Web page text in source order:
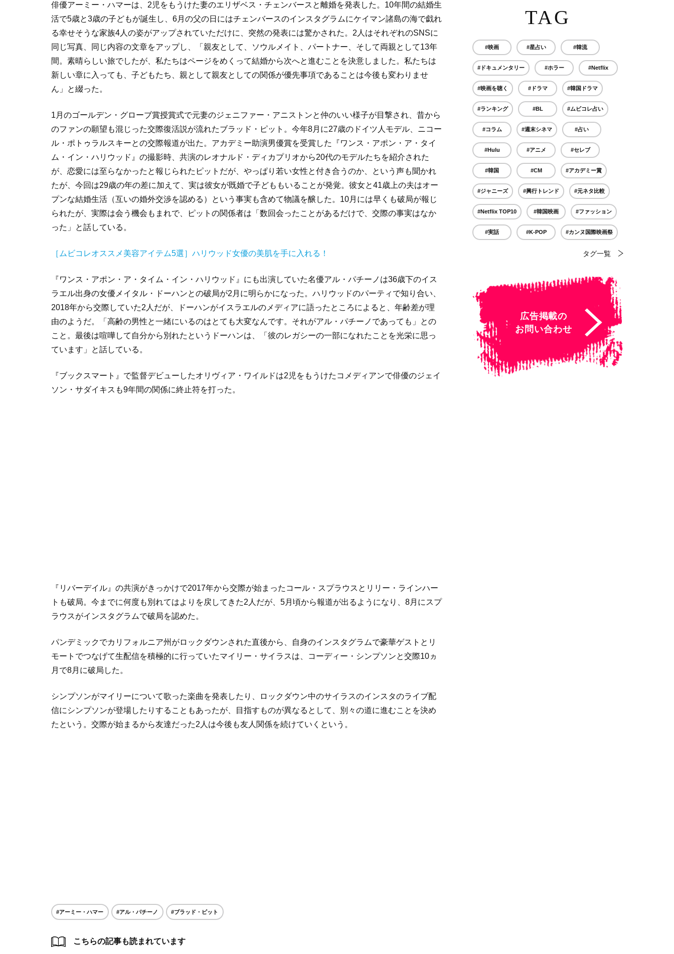
俳優アーミー・ハマーは、 2 児をもうけた妻のエリザベス・チェンバースと離婚を発表した。 10年間の結婚生
活で5歳と3歳の子どもが誕生し、 6月の父の日にはチェンバースのインスタグラムにケイマン諸島の海で戯れ
る幸せそうな家族4人の姿がアップされていただけに、突然の発表には驚かされた。 2 人はそれぞれのSNSに
同じ写真、同じ内容の文章をアップし、「親友として、ソウルメイト、パートナー、そして両親として13年
間。素晴らしい旅でしたが、私たちはページをめくって結婚から次へと進むことを決意しました。私たちは
新しい章に入っても、子どもたち、親として親友としての関係が優先事項であることは今後も変わりませ
ん」と綴った。
1 月のゴールデン・グローブ賞授賞式で元妻のジェニファー・アニストンと仲のいい様子が目撃され、昔から
のファンの願望も混じった交際復活説が流れたブラッド・ピット。今年8月に27歳のドイツ人モデル、ニコー
ル・ポトゥラルスキーとの交際報道が出た。アカデミー助演男優賞を受賞した『ワンス・アポン・ア・タイ
ム・イン・ハリウッド』の撮影時、共演のレオナルド・ディカプリオから20代のモデルたちを紹介された
が、恋愛には至らなかったと報じられたピットだが、やっぱり若い女性と付き合うのか、という声も聞かれ
たが、今回は29歳の年の差に加えて、実は彼女が既婚で子どももいることが発覚。彼女と41歳上の夫はオー
プンな結婚生活（互いの婚外交渉を認める）という事実も含めて物議を醸した。 10月には早くも破局が報じ
られたが、実際は会う機会もまれで、ピットの関係者は「数回会ったことがあるだけで、交際の事実はなか
った」と話している。
［ムビコレオススメ美容アイテム5選］ハリウッド女優の美肌を手に入れる！
『ワンス・アポン・ア・タイム・イン・ハリウッド』にも出演していた名優アル・パチーノは36歳下のイス
ラエル出身の女優メイタル・ドーハンとの破局が2 月に明らかになった。ハリウッドのパーティで知り合い、
2018年から交際していた2 人だが、ドーハンがイスラエルのメディアに語ったところによると、年齢差が理
由のようだ。「高齢の男性と一緒にいるのはとても大変なんです。それがアル・パチーノであっても」との
こと。最後は喧嘩して自分から別れたというドーハンは、「彼のレガシーの一部になれたことを光栄に思っ
ています」と話している。
『ブックスマート』で監督デビューしたオリヴィア・ワイルドは2児をもうけたコメディアンで俳優のジェイ
ソン・サダイキスも9年間の関係に終止符を打った。
『リバーデイル』の共演がきっかけで2017年から交際が始まったコール・スプラウスとリリー・ラインハー
トも破局。今までに何度も別れてはよりを戻してきた2 人だが、 5月頃から報道が出るようになり、 8月にスプ
ラウスがインスタグラムで破局を認めた。
パンデミックでカリフォルニア州がロックダウンされた直後から、自身のインスタグラムで豪華ゲストとリ
モートでつなげて生配信を積極的に行っていたマイリー・サイラスは、コーディー・シンプソンと交際10ヵ
月で8月に破局した。
シンプソンがマイリーについて歌った楽曲を発表したり、ロックダウン中のサイラスのインスタのライブ配
信にシンプソンが登場したりすることもあったが、目指すものが異なるとして、別々の道に進むことを決め
たという。交際が始まるから友達だった2 人は今後も友人関係を続けていくという。
#アーミー・ハマー #アル・パチーノ #ブラッド・ピット
こちらの記事も読まれています
TAG
#映画 #星占い #韓流
#ドキュメンタリー #ホラー #Netflix
#映画を聴く #ドラマ #韓国ドラマ
#ランキング #BL #ムビコレ占い
#コラム #週末シネマ #占い
#Hulu #アニメ #セレブ
#韓国 #CM #アカデミー賞
#ジャニーズ #興行トレンド #元ネタ比較
#Netflix TOP10 #韓国映画 #ファッション
#実話 #K-POP #カンヌ国際映画祭
タグ一覧
広告掲載の
お問い合わせ